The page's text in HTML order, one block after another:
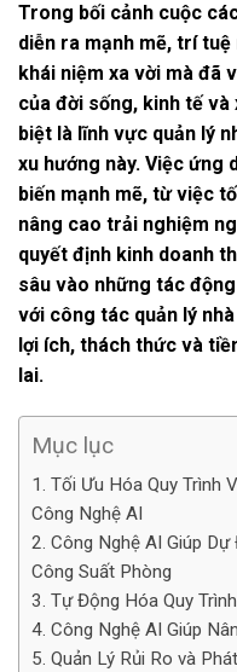
Trong bối cảnh cuộc
diễn ra mạnh mẽ, trí
khái niệm xa vời mà đã
của đời sống, kinh tế và
biệt là lĩnh vực quản lý
xu hướng này. Việc ứng
biến mạnh mẽ, từ việc
nâng cao trải nghiệm
quyết định kinh doanh
sâu vào những tác
với công tác quản lý
lợi ích, thách thức và
lai.
Mục lục
1. Tối Ưu Hóa Quy Trình
Công Nghệ AI
2. Công Nghệ AI Giúp
Công Suất Phòng
3. Tự Động Hóa Quy
4. Công Nghệ AI Giúp
5. Quản Lý Rủi Ro và